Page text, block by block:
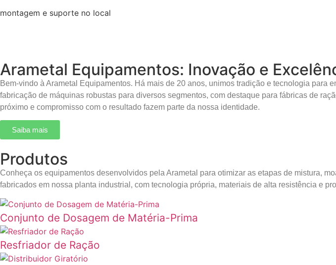
montagem e suporte no local
Arametal Equipamentos: Inovação e
Bem-vindo à Arametal Equipamentos. Há mais de 20 anos, unimos tradição e tecnologia
fabricação de máquinas robustas para diversos segmentos, com destaque para fábricas de
próximo e compromisso com o resultado fazem parte da nossa identidade.
Saiba mais
Produtos
Conheça os equipamentos desenvolvidos pela Arametal para otimizar as etapas de mistura,
fabricados em nossa planta industrial, com tecnologia própria, materiais de alta resistência e
Conjunto de Dosagem de Matéria-Prima
Resfriador de Ração